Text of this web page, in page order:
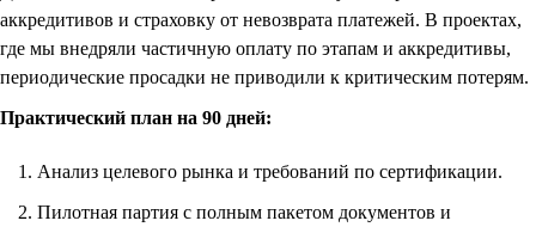
аккредитивов и страховку от невозврата платежей. В проектах,
где мы внедряли частичную оплату по этапам и аккредитивы,
периодические просадки не приводили к критическим потерям.
Практический план на 90 дней:
Анализ целевого рынка и требований по сертификации.
Пилотная партия с полным пакетом документов и